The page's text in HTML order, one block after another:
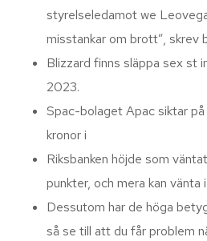
styrelseledamot we
misstankar om brott”, skrev
Blizzard finns släppa sex st
2023.
Spac-bolaget Apac siktar på
kronor i
Riksbanken höjde som
punkter, och mera kan vänta i
Dessutom har de höga
så se till att du får problem